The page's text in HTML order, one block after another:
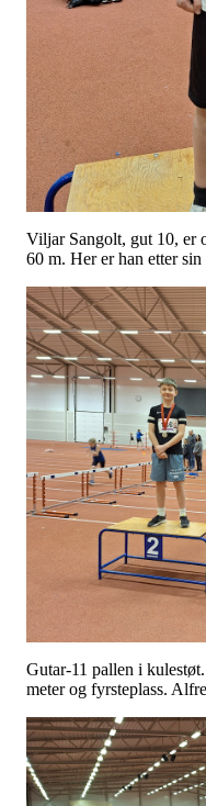
Viljar Sangolt, gut 10, er
60 m. Her er han etter
Gutar-11 pallen i
meter og fyrsteplass.